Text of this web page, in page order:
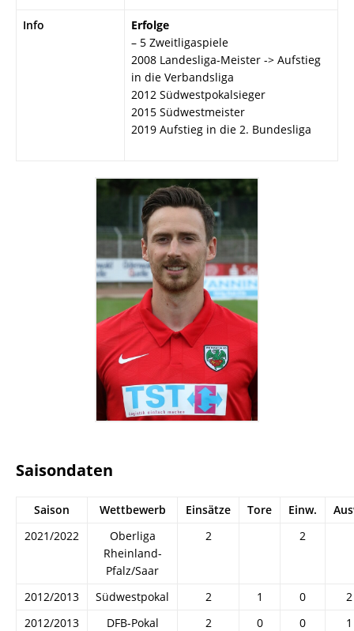
Info
Erfolge
– 5 Zweitligaspiele
2008 Landesliga-Meister -> Aufstieg
in die Verbandsliga
2012 Südwestpokalsieger
2015 Südwestmeister
2019 Aufstieg in die 2. Bundesliga
Saisondaten
Saison Wettbewerb Einsätze Tore Einw.
2021/2022
Oberliga
Rheinland-
Pfalz/Saar
2 2
2012/2013 Südwestpokal 2 1 0
2
2012/2013
DFB-Pokal 2 0 0
1